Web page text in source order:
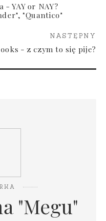
YAY or NAY?
"Quantico"
NASTĘPNY
- z czym to się pije?
"Megu"